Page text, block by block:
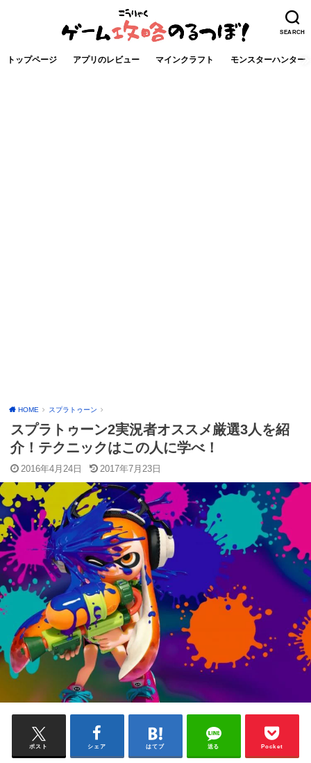
SEARCH
トップページ アプリのレビュー マインクラフト モンスターハンター
HOME スプラトゥーン
スプラトゥーン2実況者オススメ厳選3人を紹
介！テクニックはこの人に学べ！
2016年4月24日 2017年7月23日
ポスト シェア はてブ 送る Pocket